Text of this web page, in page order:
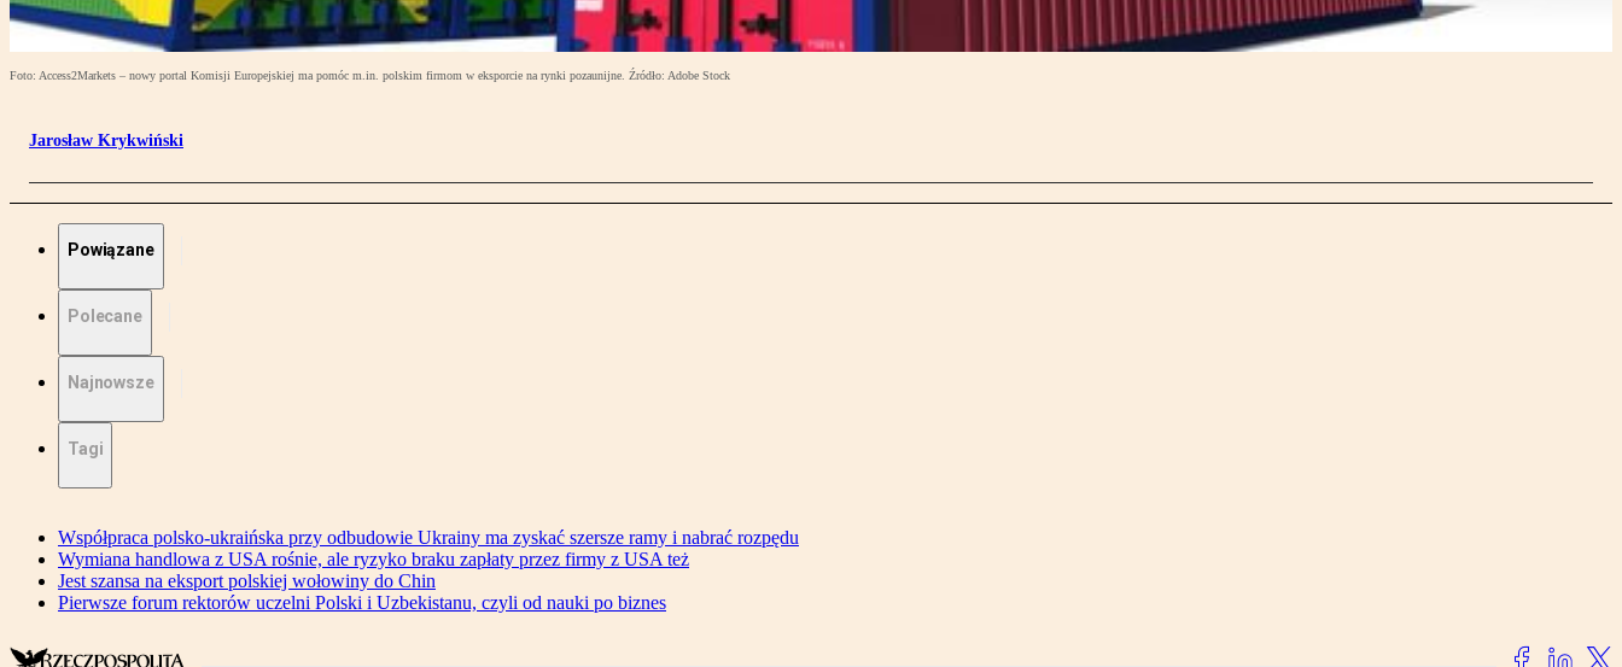
Foto: Access2Markets – nowy portal Komisji Europejskiej ma pomóc m.in. polskim firmom w eksporcie na rynki pozaunijne. Źródło: Adobe Stock
Jarosław Krykwiński
Powiązane
Polecane
Najnowsze
Tagi
Współpraca polsko-ukraińska przy odbudowie Ukrainy ma zyskać szersze ramy i nabrać rozpędu
Wymiana handlowa z USA rośnie, ale ryzyko braku zapłaty przez firmy z USA też
Jest szansa na eksport polskiej wołowiny do Chin
Pierwsze forum rektorów uczelni Polski i Uzbekistanu, czyli od nauki po biznes